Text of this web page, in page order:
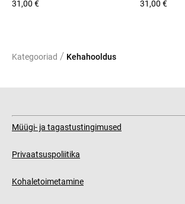
31,00 €
31,00 €
Kategooriad / Kehahooldus
Müügi- ja tagastustingimused
Privaatsuspoliitika
Kohaletoimetamine